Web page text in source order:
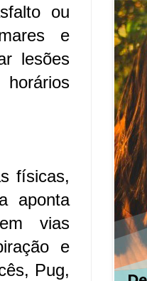
ou
e
lesões
físicas,
aponta
vias
e
Pug,